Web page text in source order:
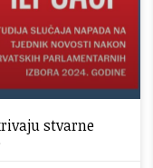
stvarne